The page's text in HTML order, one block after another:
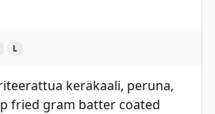
L
keräkaali, peruna,
fried gram batter coated